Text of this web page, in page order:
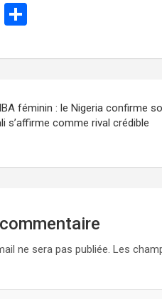
E
ta
er
féminin : le Nigeria confirme
s’affirme comme rival crédible
ne sera pas publiée. Les